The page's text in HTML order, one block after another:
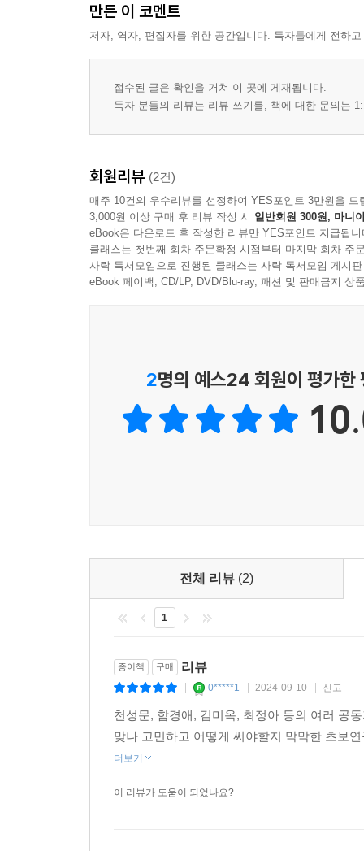
1) 기획단계
2) 설계단계
3) 구안단계
5) 평가단계
1. 결과 작성
2. 결과 작성 시 고려 사항
1) 가설검정 결과 제시 및 설명
2) 연구가설(문제)과 관계있는 내용만 연구 결과로
3. 결과 작성의 실제
1) 프로그램 개발 연구 결과분석
1. 논의 작성
2. 논의 작성의 실제
5. 논의 작성 후 점검 사항
제6장 요약, 결론 및 제언
1. 요약 및 결론 작성
2) 결론
2. 제언 작성
1) 연구의 제한점
2) 후속연구를 위한 제언
3. 요약, 결론 및 제언 작성 후 점검 사항
제7장 참고문헌
만든 이 코멘트
저자, 역자, 편집자를 위한 공간입니다. 독자들에게 전하
접수된 글은 확인을 거쳐 이 곳에 게재됩니다.
독자 분들의 리뷰는 리뷰 쓰기를, 책에 대한 문의는
회원리뷰 (2건)
매주 10건의 우수리뷰를 선정하여 YES포인트 3만원을 드
3,000원 이상 구매 후 리뷰 작성 시 일반회원 300원, 마니
eBook은 다운로드 후 작성한 리뷰만 YES포인트 지급됩니
클래스는 첫번째 회차 주문확정 시점부터 마지막 회차 주
사락 독서모임으로 진행된 클래스는 사락 독서모임 게시
eBook 페이백, CD/LP, DVD/Blu-ray, 패션 및 판매금지 상
2명의 예스24 회원이 평가한
전체 리뷰 (2)
1
종이책 구매 리뷰
0*****1 2024-09-10 신고
천성문, 함경애, 김미옥, 최정아 등의 여러 공
맞나 고민하고 어떻게 써야할지 막막한 초보
더보기
이 리뷰가 도움이 되었나요?